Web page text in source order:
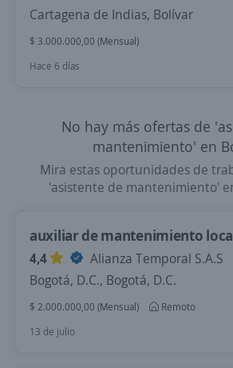
Cartagena de Indias, Bolívar
$ 3.000.000,00 (Mensual)
Hace 6 días
No hay más ofertas de
mantenimiento' en
Mira estas oportunidades de
'asistente de mantenimiento'
auxiliar de mantenimiento
4,4
Alianza Temporal S.A.S
Bogotá, D.C., Bogotá, D.C.
$ 2.000.000,00 (Mensual)
Remoto
13 de julio